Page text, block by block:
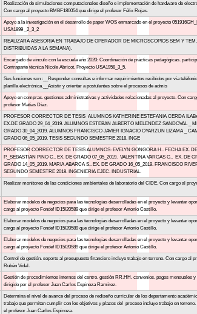
Realización de simulaciones computacionales diseño e implementación de hardware de
Con cargo al proyecto BMBF180054 que dirige el profesor Félix Rojas.
Apoyo a la investigación en el desarrollo de paper WOS enmarcado en el proyecto
USA1899 _2_3_2
REALIZARA ASESORIA EN TRABAJO DE OPERADOR DE MICROSCOPIOS SEM Y
DISTRIBUIDAS A LA SEMANA).
Encargado de vínculo con la escuela año 2020: Coordinación de prácticas pedagógicas.
Contraparte técnica Nicole Abricot. Proyecto USA1958_3_5.
Sus funciones son :__Responder consultas e informar requirimientos recibidos por vía
planilla electrónica.__Asistir y orientar a postulantes sobre el procesos de admis
Apoyo en compras. gestiones administrativas y actividades relacionadas al proyecto. Con
profesor Matías Díaz.
PROFESOR CORRECTOR DE TESIS ALUMNOS KATHERINE ESTEFANIA CERDA
EX.DE GRADO 29_04_2019. ALUMNOS ESTEBAN ALBERTO MELENDEZ SANDOVAL _
GRADO 30_04_2019. ALUMNOS FRANCISCO JAVIER IGNACIO OYARZUN LIZAMA _
GRADO 06_05_2019. TESIS SEGUNDO SEMESTRE 2018. INGE
PROFESOR CORRECTOR DE TESIS ALUMNOS: EVELYN GONGORA H.. FECHA EX.
P._SEBASTIAN PINO C.. EX. DE GRADO 07_05_2019. VALENTINA VARGAS G.. EX. DE
GRADO 14_05_2019. MARIA ABARCA S.. EX. DE GRADO 16_05_2019. FRANCISCO
SEGUNDO SEMESTRE 2018. INGENIERIA EJEC. INDUSTRIAL.
Realizar monitoreo de las condiciones ambientales de laboratorio del CIDE. Con cargo al
Elaborar modelos de negocios para las tecnologías desarrolladas en el proyecto y levantar
cargo al proyecto Fondef ID15I20589 que dirige el profesor Antonio Castillo.
Elaborar modelos de negocios para las tecnologías desarrolladas en el proyecto y levantar
cargo al proyecto Fondef ID15I20589 que dirige el profesor Antonio Castillo.
Elaborar modelos de negocios para las tecnologías desarrolladas en el proyecto y levantar
cargo al proyecto Fondef ID15I20589 que dirige el profesor Antonio Castillo.
Control de gestión. soporte al presupuesto financiero incluye trabajo en terreno. Con cargo al
Rubén Vidal.
Gestión de procedimientos internos del centro. gestión RR.HH. convenios. pagos mensuales
dirigido por el profesor Juan Carlos Espinoza Ramírez.
Determina el nivel de avance del proceso de rediseño curricular de los departamento
trabajo que permitan cumplir con los objetivos y plazos del proceso incluye trabajo en
el profesor Juan Carlos Espinoza.